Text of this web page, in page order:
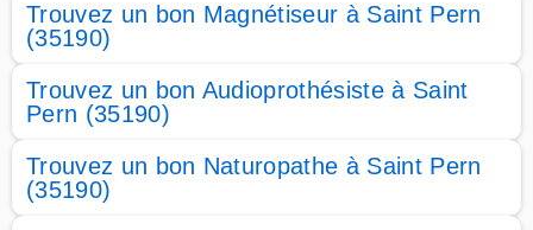
Trouvez un bon Magnétiseur à Saint Pern
(35190)
Trouvez un bon Audioprothésiste à Saint
Pern (35190)
Trouvez un bon Naturopathe à Saint Pern
(35190)